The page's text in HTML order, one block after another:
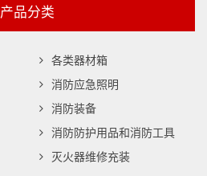
产品分类
各类器材箱
消防应急照明
消防装备
消防防护用品和消防工具
灭火器维修充装